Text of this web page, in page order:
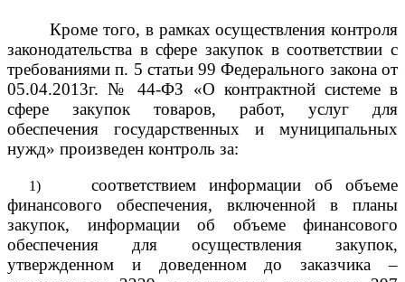
Кроме того, в рамках осуществления контроля
законодательства в сфере закупок в соответствии с
требованиями п. 5 статьи 99 Федерального закона от
05.04.2013г. № 44-ФЗ «О контрактной системе в
сфере закупок товаров, работ, услуг для
обеспечения государственных и муниципальных
нужд» произведен контроль за:
1)
соответствием информации об объеме
финансового обеспечения, включенной в планы
закупок, информации об объеме финансового
обеспечения для осуществления закупок,
утвержденном и доведенном до заказчика –